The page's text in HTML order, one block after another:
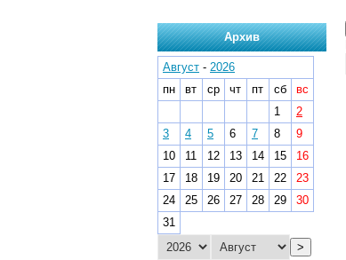
Архив
Август - 2026
пн
вт ср чт пт сб
вс
1
2
3
4 5 6 7 8
9
10
11 12 13 14 15
16
17
18 19 20 21 22
23
24
25 26 27 28 29
30
31
>